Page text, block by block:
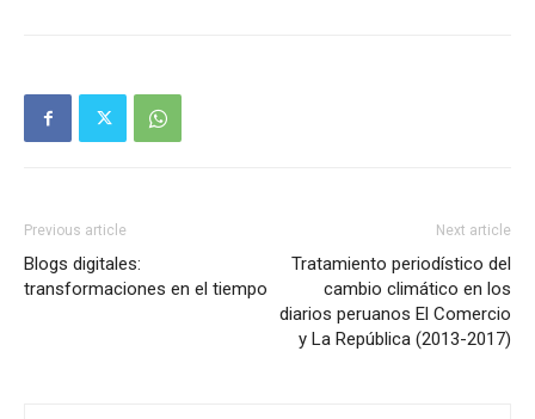
Previous article
Blogs digitales:
transformaciones en el tiempo
Next article
Tratamiento periodístico del
cambio climático en los
diarios peruanos El Comercio
y La República (2013-2017)